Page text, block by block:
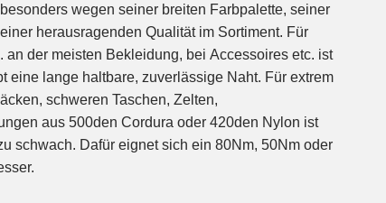
wegen seiner breiten Farbpalette, seiner
herausragenden Qualität im Sortiment. Für
der meisten Bekleidung, bei Accessoires etc. ist
eine lange haltbare, zuverlässige Naht. Für extrem
schweren Taschen, Zelten,
aus 500den Cordura oder 420den Nylon ist
schwach. Dafür eignet sich ein 80Nm, 50Nm oder